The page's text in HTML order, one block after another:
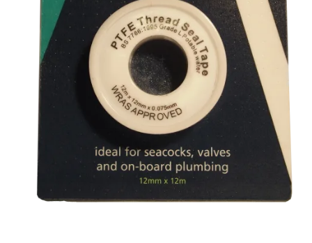
Fritid/Sikkerhet
Båtpleie/Opplag
Seil
Nyheter